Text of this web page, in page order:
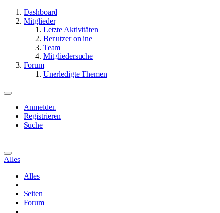
Dashboard
Mitglieder
Letzte Aktivitäten
Benutzer online
Team
Mitgliedersuche
Forum
Unerledigte Themen
Anmelden
Registrieren
Suche
Alles
Alles
Seiten
Forum